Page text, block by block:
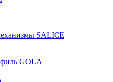
SALICE
GOLA